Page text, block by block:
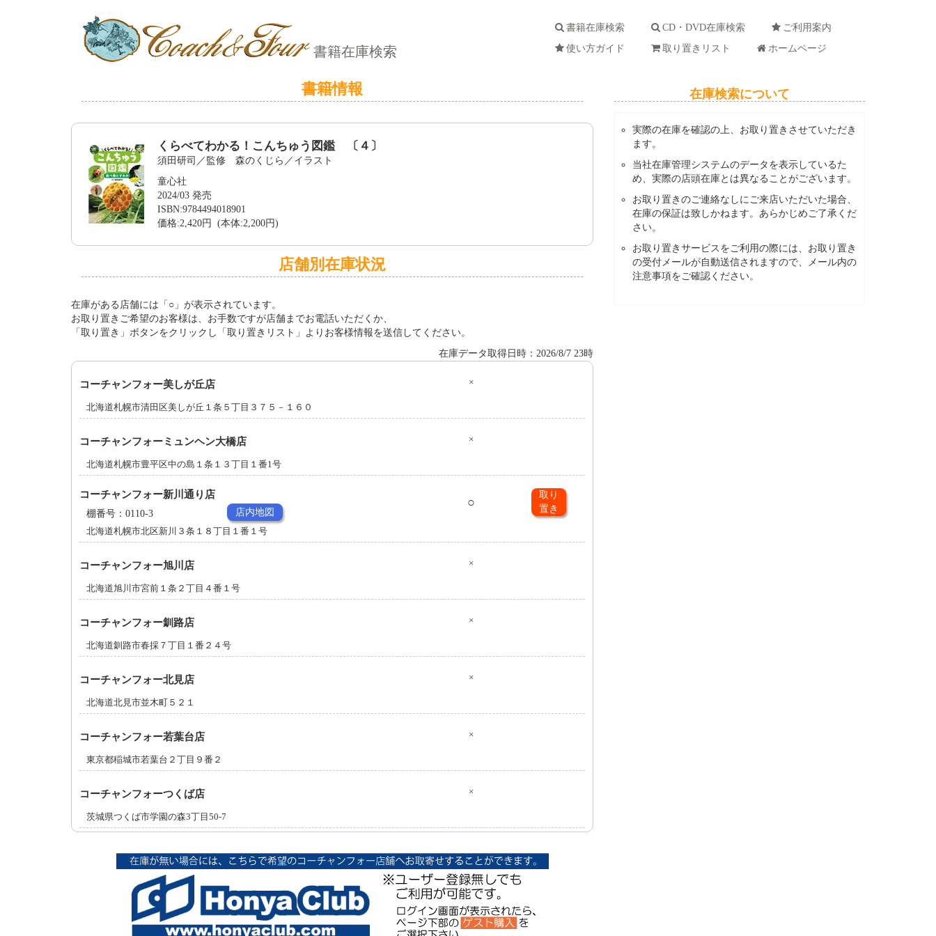
書籍在庫検索
書籍在庫検索 CD・DVD在庫検索
ご利用案内
使い方ガイド
取り置きリスト ホームページ
書籍情報
くらべてわかる！こんちゅう図鑑 〔４〕
須田研司／監修 森のくじら／イラスト
童心社
2024/03 発売
ISBN:9784494018901
価格:2,420円 (本体:2,200円)
店舗別在庫状況
在庫がある店舗には「○」が表示されています。
お取り置きご希望のお客様は、お手数ですが店舗までお電話いただくか、
「取り置き」ボタンをクリックし「取り置きリスト」よりお客様情報を送信してください。
在庫データ取得日時：2026/8/7 23時
コーチャンフォー美しが丘店 ×
北海道札幌市清田区美しが丘１条５丁目３７５－１６０
コーチャンフォーミュンヘン大橋店 ×
北海道札幌市豊平区中の島１条１３丁目１番1号
コーチャンフォー新川通り店
○
取り
置き
棚番号：0110-3 店内地図
北海道札幌市北区新川３条１８丁目１番１号
コーチャンフォー旭川店 ×
北海道旭川市宮前１条２丁目４番１号
コーチャンフォー釧路店 ×
北海道釧路市春採７丁目１番２４号
コーチャンフォー北見店 ×
北海道北見市並木町５２１
コーチャンフォー若葉台店 ×
東京都稲城市若葉台２丁目９番２
コーチャンフォーつくば店 ×
茨城県つくば市学園の森3丁目50-7
在庫検索について
実際の在庫を確認の上、お取り置きさせていただき
ます。
当社在庫管理システムのデータを表示しているた
め、実際の店頭在庫とは異なることがございます。
お取り置きのご連絡なしにご来店いただいた場合、
在庫の保証は致しかねます。あらかじめご了承くだ
さい。
お取り置きサービスをご利用の際には、お取り置き
の受付メールが自動送信されますので、メール内の
注意事項をご確認ください。